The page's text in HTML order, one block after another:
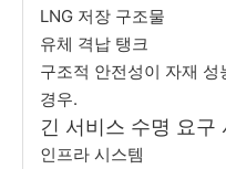
LNG 저장 구조물
유체 격납 탱크
구조적 안전성이 자재
경우.
긴 서비스 수명 요구
인프라 시스템